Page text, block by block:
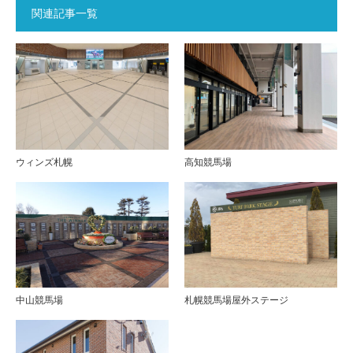
関連記事一覧
ウィンズ札幌 高知競馬場
中山競馬場 札幌競馬場屋外ステージ